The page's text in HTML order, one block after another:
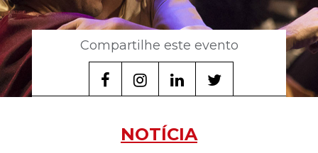
Compartilhe este evento
NOTÍCIA